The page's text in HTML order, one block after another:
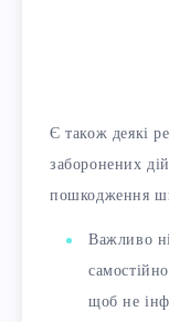
Є також деякі
заборонених
пошкодження
Важливо
щоб не